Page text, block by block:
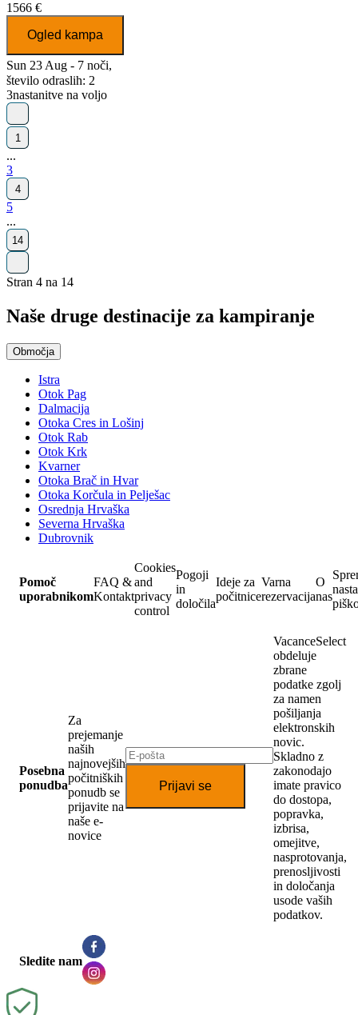
1566 €
Ogled kampa
Sun 23 Aug - 7 noči,
število odraslih: 2
3nastanitve na voljo
1
...
3
4
5
...
14
Stran 4 na 14
Naše druge destinacije za kampiranje
Območja
Istra
Otok Pag
Dalmacija
Otoka Cres in Lošinj
Otok Rab
Otok Krk
Kvarner
Otoka Brač in Hvar
Otoka Korčula in Pelješac
Osrednja Hrvaška
Severna Hrvaška
Dubrovnik
Pomoč
uporabnikom
FAQ &
Kontakt
Cookies
and
privacy
control
Pogoji
in
določila
Ideje za
počitnice
Varna
rezervacija
O
nas
Posebna
ponudba
Za
prejemanje
naših
najnovejših
počitniških
ponudb se
prijavite na
naše e-
novice
Prijavi se
VacanceSelect
obdeluje
zbrane
podatke zgolj
za namen
pošiljanja
elektronskih
novic.
Skladno z
zakonodajo
imate pravico
do dostopa,
popravka,
izbrisa,
omejitve,
nasprotovanja,
prenosljivosti
in določanja
usode vaših
podatkov.
Sledite nam